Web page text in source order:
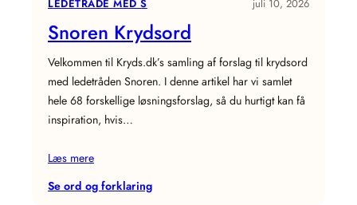
LEDETRÅDE MED S juli 10, 2026
Snoren Krydsord
Velkommen til Kryds.dk’s samling af forslag til krydsord
med ledetråden Snoren. I denne artikel har vi samlet
hele 68 forskellige løsningsforslag, så du hurtigt kan få
inspiration, hvis…
Læs mere
Se ord og forklaring: